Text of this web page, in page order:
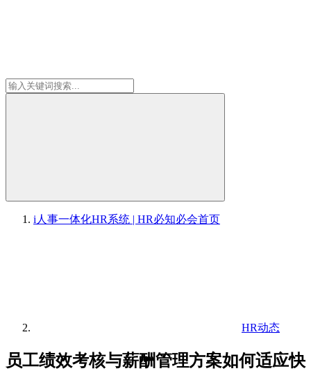
i人事一体化HR系统 | HR必知必会首页
HR动态
员工绩效考核与薪酬管理方案如何适应快